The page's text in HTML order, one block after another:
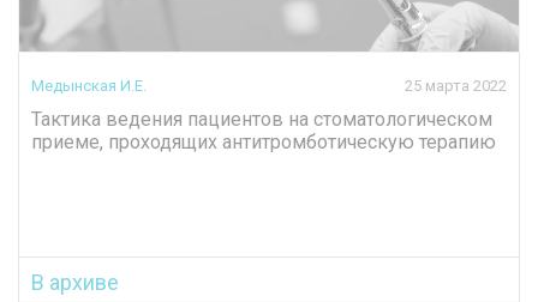
Медынская И.Е. 25 марта 2022
Тактика ведения пациентов на стоматологическом
приеме, проходящих антитромботическую терапию
В архиве